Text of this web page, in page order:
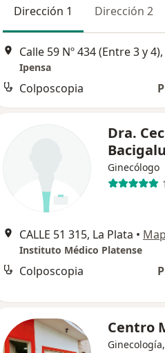
Dirección 1 Dirección 2
Calle 59 Nº 434 (Entre 3 y
Ipensa
Colposcopia
Dra.
Ginecólogo
CALLE 51 315, La Plata •
Instituto Médico Platense
Colposcopia
Centro